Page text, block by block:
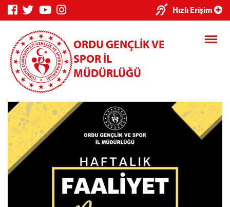
Hızlı Erişim
ORDU GENÇLİK VE
SPOR İL
MÜDÜRLÜĞÜ
×
Genç Bilgi
Sistemi
Spor Bilgi
Sistemi
Kredi/Yurt
İşlemleri
Kredi/Yurt E-